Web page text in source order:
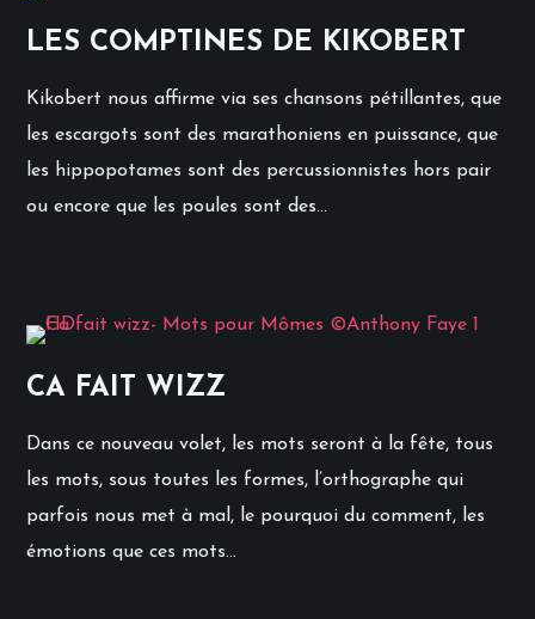
LES COMPTINES DE KIKOBERT
Kikobert nous affirme via ses chansons pétillantes, que
les escargots sont des marathoniens en puissance, que
les hippopotames sont des percussionnistes hors pair
ou encore que les poules sont des...
CA FAIT WIZZ
Dans ce nouveau volet, les mots seront à la fête, tous
les mots, sous toutes les formes, l’orthographe qui
parfois nous met à mal, le pourquoi du comment, les
émotions que ces mots...